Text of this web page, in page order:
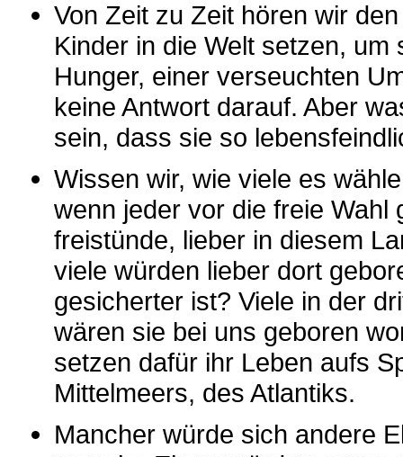
Von Zeit zu Zeit hören wir
Kinder in die Welt setzen,
Hunger, einer verseuchten
keine Antwort darauf. Aber
sein, dass sie so
Wissen wir, wie viele es
wenn jeder vor die freie Wahl
freistünde, lieber in diesem
viele würden lieber dort
gesicherter ist? Viele in der
wären sie bei uns geboren
setzen dafür ihr Leben aufs
Mittelmeers, des Atlantiks.
Mancher würde sich andere